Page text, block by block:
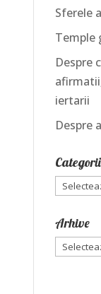
Sferele
Temple
Despre
iertarii
Despre
Categorii
Arhive
Arhive